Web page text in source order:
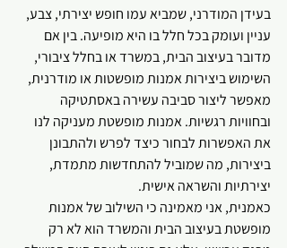
בעידן המודרני, שמביא עמו חופש יצירתי, צבע,
עניין ועומק בכל חלל בו היא מופיעה. בין אם
מדובר בעיצוב הבית, במשרד או בחלל ציבורי,
השימוש ביצירות אמנות מופשטות או מודרנית,
מאפשר ליצור סביבה עשירה באסתטיקה
ובחוויות רגשיות. אמנות מופשטת מעניקה לנו
את האפשרות לבחור כיצד לפרש ולהתבונן
ביצירות, מה שמוביל להתחדשות מתמדת,
יצירתיות והשראה אישית.
כאמנית, אני מאמינה כי השילוב של אמנות
מופשטת בעיצוב הבית והמשרד הוא לא רק